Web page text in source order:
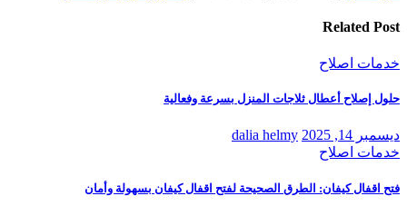
Related Post
خدمات اصلاح
حلول إصلاح أعطال ثلاجات المنزل بسرعة وفعالية
ديسمبر 14, 2025
dalia helmy
خدمات اصلاح
فتح اقفال كيفان: الطرق الصحيحة لفتح اقفال كيفان بسهولة وأمان